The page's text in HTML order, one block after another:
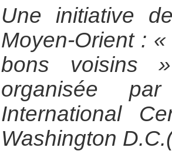
Une initiative
Moyen-Orient :
bons voisins
organisée
International
Washington